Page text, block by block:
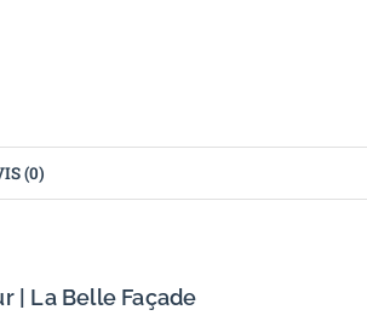
(0)
| La Belle Façade